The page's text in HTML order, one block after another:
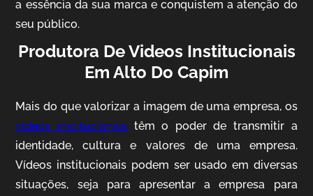
Mosaic
a essência da sua marca e conquistem a atenção do
seu público.
Produtora De Videos Institucionais
Em Alto Do Capim
Mais do que valorizar a imagem de uma empresa, os
vídeos institucionais têm o poder de transmitir a
identidade, cultura e valores de uma empresa.
Vídeos institucionais podem ser usado em diversas
situações, seja para apresentar a empresa para